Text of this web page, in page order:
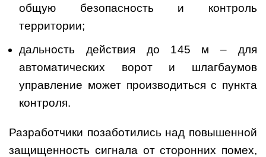
общую безопасность и контроль
территории;
дальность действия до 145 м – для
автоматических ворот и шлагбаумов
управление может производиться с пункта
контроля.
Разработчики позаботились над повышенной
защищенность сигнала от сторонних помех,